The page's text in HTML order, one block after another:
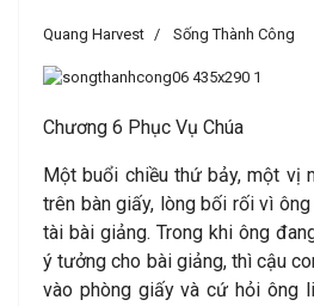
Quang Harvest Sống Thành Công
Chương 6 Phục Vụ Chúa
Một buổi chiều thứ bảy, một vị
trên bàn giấy, lòng bối rối vì
tài bài giảng. Trong khi ông
ý tưởng cho bài giảng, thì cậu
vào phòng giấy và cứ hỏi ông